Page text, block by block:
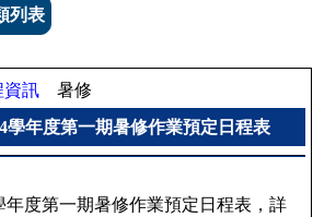
列表
資訊 暑修
學年度第一期暑修作業預定日程表
年度第一期暑修作業預定日程表，詳